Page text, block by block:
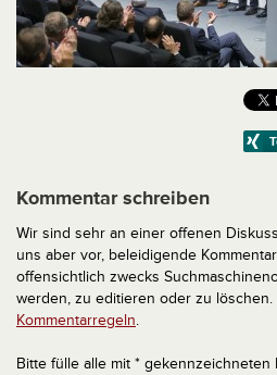
Kommentar schreiben
Wir sind sehr an einer offenen
uns aber vor, beleidigende
offensichtlich zwecks
werden, zu editieren oder zu
Kommentarregeln.
Bitte fülle alle mit * gekennzeichneten